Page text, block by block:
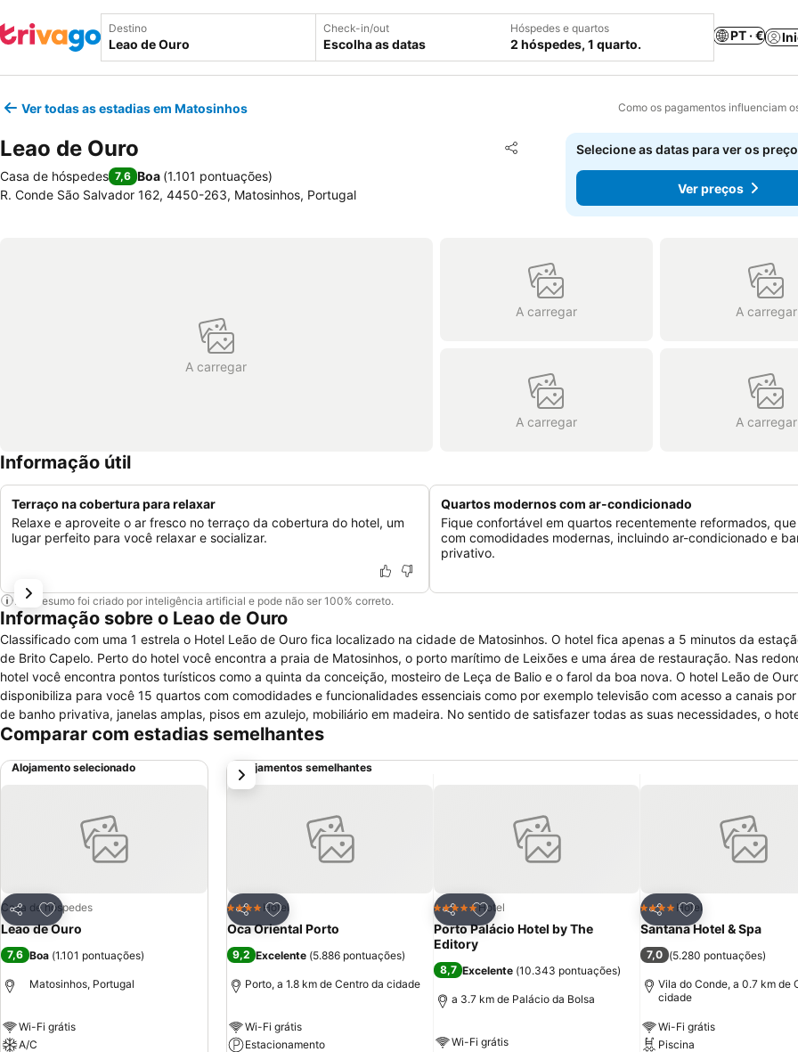
Destino Check-in/out
Escolha as datas
Hóspedes e quartos
2 hóspedes, 1 quarto.
PT · €
Ver todas as estadias em Matosinhos Como os pagamentos influenciam
Leao de Ouro Partilhar
Adicionar aos favoritos
Casa de hóspedes 7,6 Boa (1.101 pontuações)
R. Conde São Salvador 162, 4450-263, Matosinhos, Portugal
Selecione as datas para ver os
Ver preços
A carregar
A carregar A carregar
A carregar A carregar
Informação útil
Terraço na cobertura para relaxar
Relaxe e aproveite o ar fresco no terraço da cobertura do hotel, um
lugar perfeito para você relaxar e socializar.
Quartos modernos com ar-condicionado
Fique confortável em quartos recentemente reformados,
com comodidades modernas, incluindo ar-condicionado e
privativo.
Este resumo foi criado por inteligência artificial e pode não ser 100% correto.
Informação sobre o Leao de Ouro
Classificado com uma 1 estrela o Hotel Leão de Ouro fica localizado na cidade de Matosinhos. O hotel fica apenas a 5 minutos da
de Brito Capelo. Perto do hotel você encontra a praia de Matosinhos, o porto marítimo de Leixões e uma área de restauração. Nas
hotel você encontra pontos turísticos como a quinta da conceição, mosteiro de Leça de Balio e o farol da boa nova. O hotel Leão de
disponibiliza para você 15 quartos com comodidades e funcionalidades essenciais como por exemplo televisão com acesso a canais
de banho privativa, janelas amplas, pisos em azulejo, mobiliário em madeira. No sentido de satisfazer todas as suas necessidades, o
disponibiliza serviços como parque de estacionamento gratuito privado, receção aberta durante 24 horas. O hotel oferece ainda um
Comparar com estadias semelhantes
Alojamento selecionado
Partilhar
Adicionar aos favoritos
Casa de hóspedes
Leao de Ouro
7,6 Boa (1.101 pontuações)
Matosinhos, Portugal
Wi-Fi grátis
A/C
Alojamentos semelhantes
Partilhar
Adicionar aos favoritos
4 EstrelasHotel
Oca Oriental Porto
9,2 Excelente (5.886 pontuações)
Porto, a 1.8 km de Centro da cidade
Wi-Fi grátis
Estacionamento
Partilhar
Adicionar aos favoritos
5 EstrelasHotel
Porto Palácio Hotel by The
Editory
8,7 Excelente (10.343 pontuações)
a 3.7 km de Palácio da Bolsa
Wi-Fi grátis
Partilhar
Adicionar aos
4 EstrelasHotel
Santana Hotel & Spa
7,0 (5.280 pontuações)
Vila do Conde, a 0.7 km de
cidade
Wi-Fi grátis
Piscina
próximo